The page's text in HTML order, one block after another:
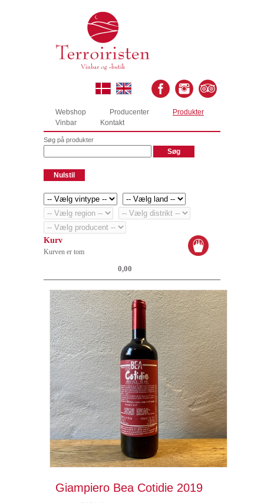
Webshop Producenter
Produkter
Vinbar
Kontakt
Søg på produkter
Kurv
Kurven er tom
0,00
Giampiero Bea Cotidie 2019